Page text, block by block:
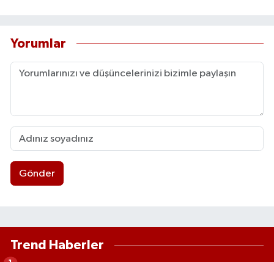
Yorumlar
Gönder
Trend Haberler